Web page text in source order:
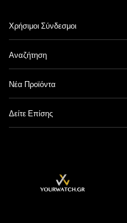
Χρήσιμοι Σύνδεσμοι
Αναζήτηση
Νέα Προϊόντα
Δείτε Επίσης